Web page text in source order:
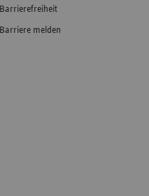
Barrierefreiheit
Barriere melden